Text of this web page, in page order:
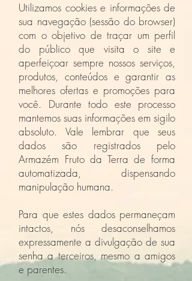
Utilizamos cookies e informações de
sua navegação (sessão do browser)
com o objetivo de traçar um perfil
do público que visita o site e
aperfeiçoar sempre nossos serviços,
produtos, conteúdos e garantir as
melhores ofertas e promoções para
você. Durante todo este processo
mantemos suas informações em sigilo
absoluto. Vale lembrar que seus
dados são registrados pelo
Armazém Fruto da Terra de forma
automatizada, dispensando
manipulação humana.
Para que estes dados permaneçam
intactos, nós desaconselhamos
expressamente a divulgação de sua
senha a terceiros, mesmo a amigos
e parentes.